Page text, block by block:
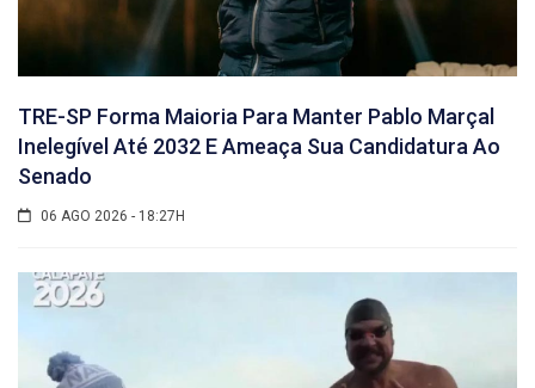
TRE-SP Forma Maioria Para Manter Pablo Marçal
Inelegível Até 2032 E Ameaça Sua Candidatura Ao
Senado
06 AGO 2026 - 18:27H